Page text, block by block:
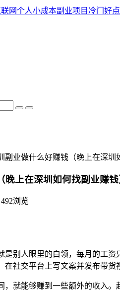
副业做什么好赚钱（晚上在深圳
上在深圳如何找副业赚钱
492浏览
是别人眼里的白领，每月的工
社交平台上写文案并发布带货
，就能够赚到一些额外的收入